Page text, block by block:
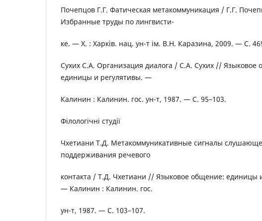
Почепцов Г.Г. Фатическая метакоммуникация / Г.Г.
Избранные труды по лингвисти-
ке. — Х. : Харків. нац. ун-т ім. В.Н. Каразина, 2009. — С.
Сухих С.А. Организация диалога / С.А. Сухих // Языковое
единицы и регулятивы. —
Калинин : Калинин. гос. ун-т, 1987. — С. 95–103.
Філологічні студії
Чхетиани Т.Д. Метакоммуникативные сигналы
поддерживания речевого
контакта / Т.Д. Чхетиани // Языковое общение: единицы
— Калинин : Калинин. гос.
ун-т, 1987. — С. 103–107.